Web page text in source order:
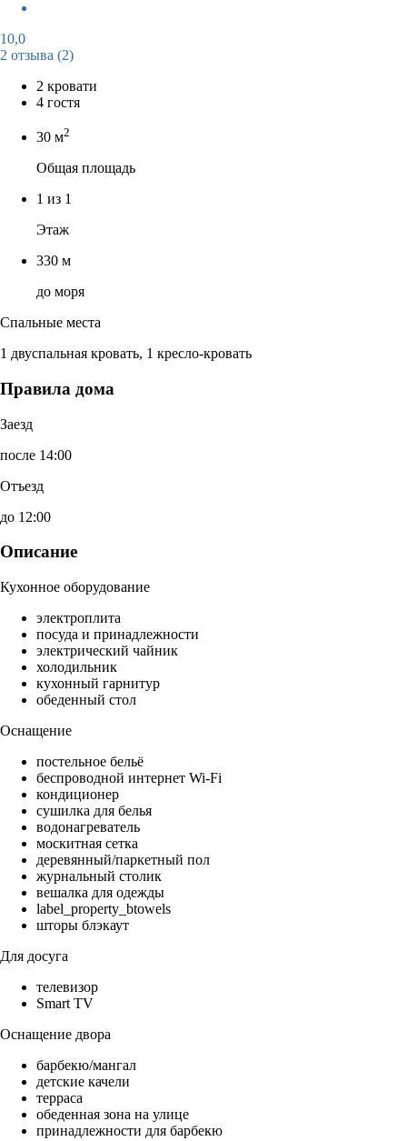
10,0
2 отзыва (2)
2 кровати
4 гостя
30 м2
Общая площадь
1 из 1
Этаж
330 м
до моря
Спальные места
1 двуспальная кровать, 1 кресло-кровать
Правила дома
Заезд
после 14:00
Отъезд
до 12:00
Описание
Кухонное оборудование
электроплита
посуда и принадлежности
электрический чайник
холодильник
кухонный гарнитур
обеденный стол
Оснащение
постельное бельё
беспроводной интернет Wi-Fi
кондиционер
сушилка для белья
водонагреватель
москитная сетка
деревянный/паркетный пол
журнальный столик
вешалка для одежды
label_property_btowels
шторы блэкаут
Для досуга
телевизор
Smart TV
Оснащение двора
барбекю/мангал
детские качели
терраса
обеденная зона на улице
принадлежности для барбекю